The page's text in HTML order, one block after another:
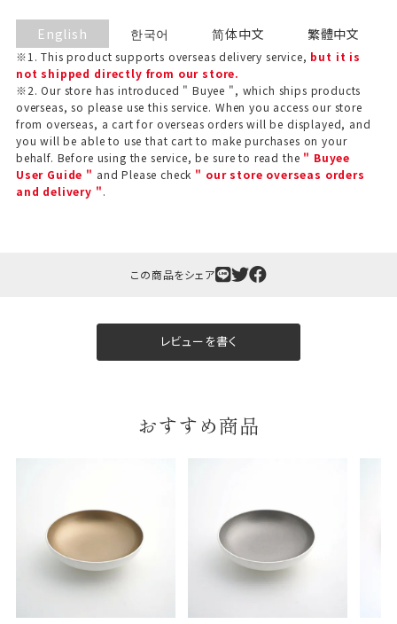
English
※1. This product supports overseas delivery service, but it is
not shipped directly from our store.
※2. Our store has introduced " Buyee ", which ships products
overseas, so please use this service. When you access our store
from overseas, a cart for overseas orders will be displayed, and
you will be able to use that cart to make purchases on your
behalf. Before using the service, be sure to read the " Buyee
User Guide " and Please check " our store overseas orders
and delivery ".
한국어 简体中文 繁體中文
この商品をシェア
レビューを書く
おすすめ商品